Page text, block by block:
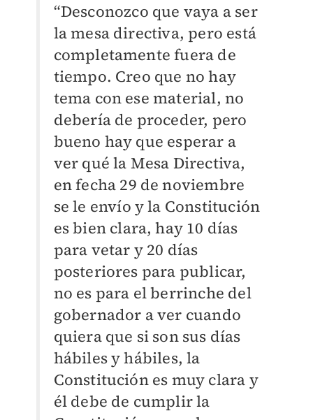
“Desconozco que vaya a ser
la mesa directiva, pero está
completamente fuera de
tiempo. Creo que no hay
tema con ese material, no
debería de proceder, pero
bueno hay que esperar a
ver qué la Mesa Directiva,
en fecha 29 de noviembre
se le envío y la Constitución
es bien clara, hay 10 días
para vetar y 20 días
posteriores para publicar,
no es para el berrinche del
gobernador a ver cuando
quiera que si son sus días
hábiles y hábiles, la
Constitución es muy clara y
él debe de cumplir la